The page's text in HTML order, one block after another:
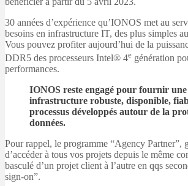
30 années d’expérience qu’IONOS met au
besoins en infrastructure IT, des plus simples
Vous pouvez profiter aujourd’hui de la
DDR5 des processeurs Intel® 4e génération
performances.
IONOS reste engagé pour fournir une
infrastructure robuste, disponible,
processus développés autour de la
données.
Pour rappel, le programme “Agency Partner”,
d’accéder à tous vos projets depuis le même
basculé d’un projet client à l’autre en qqs
sign-on”.